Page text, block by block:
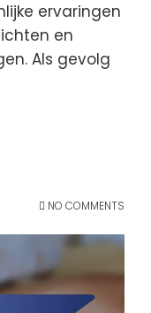
ervaringen
en
Als gevolg
NO COMMENTS